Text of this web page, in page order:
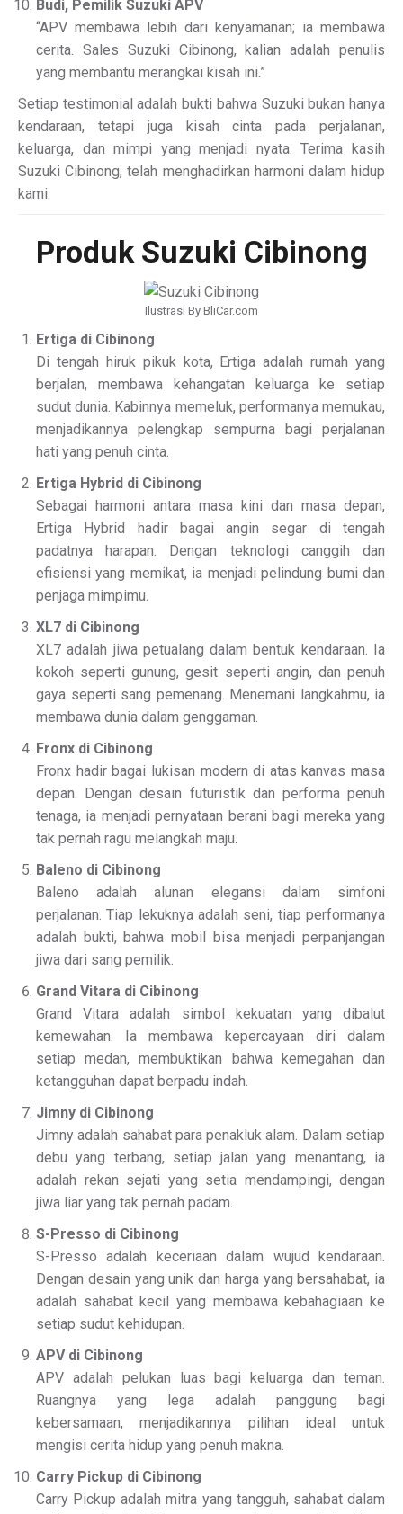
Budi, Pemilik Suzuki APV
“APV membawa lebih dari kenyamanan; ia membawa
cerita. Sales Suzuki Cibinong, kalian adalah penulis
yang membantu merangkai kisah ini.”
Setiap testimonial adalah bukti bahwa Suzuki bukan hanya
kendaraan, tetapi juga kisah cinta pada perjalanan,
keluarga, dan mimpi yang menjadi nyata. Terima kasih
Suzuki Cibinong, telah menghadirkan harmoni dalam hidup
kami.
Produk Suzuki Cibinong
Ilustrasi By BliCar.com
Ertiga di Cibinong
Di tengah hiruk pikuk kota, Ertiga adalah rumah yang
berjalan, membawa kehangatan keluarga ke setiap
sudut dunia. Kabinnya memeluk, performanya memukau,
menjadikannya pelengkap sempurna bagi perjalanan
hati yang penuh cinta.
Ertiga Hybrid di Cibinong
Sebagai harmoni antara masa kini dan masa depan,
Ertiga Hybrid hadir bagai angin segar di tengah
padatnya harapan. Dengan teknologi canggih dan
efisiensi yang memikat, ia menjadi pelindung bumi dan
penjaga mimpimu.
XL7 di Cibinong
XL7 adalah jiwa petualang dalam bentuk kendaraan. Ia
kokoh seperti gunung, gesit seperti angin, dan penuh
gaya seperti sang pemenang. Menemani langkahmu, ia
membawa dunia dalam genggaman.
Fronx di Cibinong
Fronx hadir bagai lukisan modern di atas kanvas masa
depan. Dengan desain futuristik dan performa penuh
tenaga, ia menjadi pernyataan berani bagi mereka yang
tak pernah ragu melangkah maju.
Baleno di Cibinong
Baleno adalah alunan elegansi dalam simfoni
perjalanan. Tiap lekuknya adalah seni, tiap performanya
adalah bukti, bahwa mobil bisa menjadi perpanjangan
jiwa dari sang pemilik.
Grand Vitara di Cibinong
Grand Vitara adalah simbol kekuatan yang dibalut
kemewahan. Ia membawa kepercayaan diri dalam
setiap medan, membuktikan bahwa kemegahan dan
ketangguhan dapat berpadu indah.
Jimny di Cibinong
Jimny adalah sahabat para penakluk alam. Dalam setiap
debu yang terbang, setiap jalan yang menantang, ia
adalah rekan sejati yang setia mendampingi, dengan
jiwa liar yang tak pernah padam.
S-Presso di Cibinong
S-Presso adalah keceriaan dalam wujud kendaraan.
Dengan desain yang unik dan harga yang bersahabat, ia
adalah sahabat kecil yang membawa kebahagiaan ke
setiap sudut kehidupan.
APV di Cibinong
APV adalah pelukan luas bagi keluarga dan teman.
Ruangnya yang lega adalah panggung bagi
kebersamaan, menjadikannya pilihan ideal untuk
mengisi cerita hidup yang penuh makna.
Carry Pickup di Cibinong
Carry Pickup adalah mitra yang tangguh, sahabat dalam